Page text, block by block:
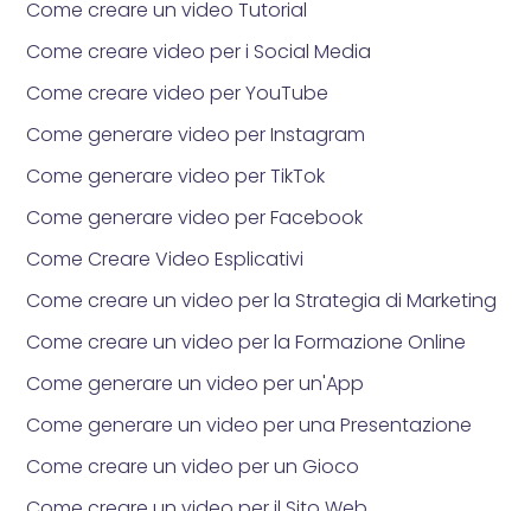
Come creare un video Tutorial
Come creare video per i Social Media
Come creare video per YouTube
Come generare video per Instagram
Come generare video per TikTok
Come generare video per Facebook
Come Creare Video Esplicativi
Come creare un video per la Strategia di Marketing
Come creare un video per la Formazione Online
Come generare un video per un'App
Come generare un video per una Presentazione
Come creare un video per un Gioco